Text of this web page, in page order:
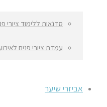
סדנאות ללימוד ציורי
עמדת ציורי פנים
אביזרי שיער